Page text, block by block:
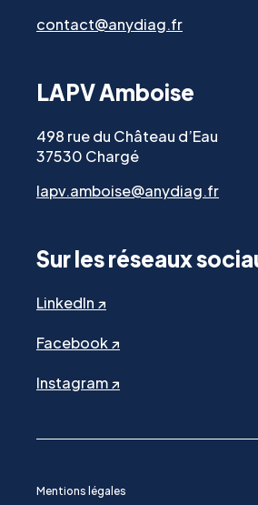
contact@anydiag.fr
LAPV Amboise
498 rue du Château d’Eau
37530 Chargé
lapv.amboise@anydiag.fr
Sur les réseaux
LinkedIn ↗
Facebook ↗
Instagram ↗
Mentions légales